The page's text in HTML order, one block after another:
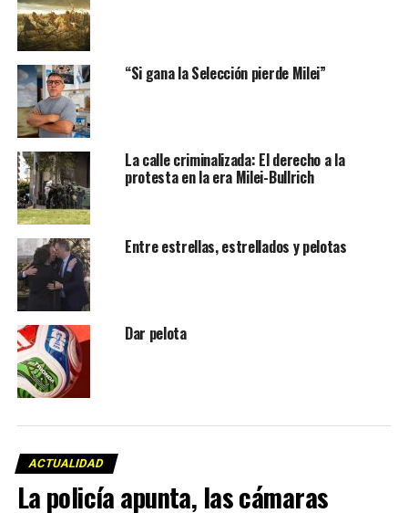
“Si gana la Selección pierde Milei”
La calle criminalizada: El derecho a la
protesta en la era Milei-Bullrich
Entre estrellas, estrellados y pelotas
Dar pelota
ACTUALIDAD
La policía apunta, las cámaras